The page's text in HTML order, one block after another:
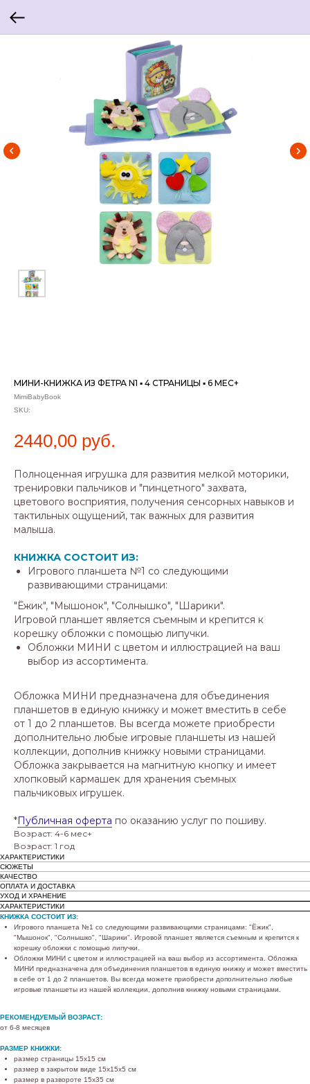
МИНИ-КНИЖКА ИЗ ФЕТРА N1 ▪ 4 СТРАНИЦЫ ▪ 6 МЕС+
MimiBabyBook
SKU:
2440,00 руб.
Полноценная игрушка для развития мелкой моторики,
тренировки пальчиков и "пинцетного" захвата,
цветового восприятия, получения сенсорных навыков и
тактильных ощущений, так важных для развития
малыша.
КНИЖКА СОСТОИТ ИЗ:
Игрового планшета №1 со следующими
развивающими страницами:
"Ёжик", "Мышонок", "Солнышко", "Шарики".
Игровой планшет является съемным и крепится к
корешку обложки с помощью липучки.
Обложки МИНИ с цветом и иллюстрацией на ваш
выбор из ассортимента.
Обложка МИНИ предназначена для объединения
планшетов в единую книжку и может вместить в себе
от 1 до 2 планшетов. Вы всегда можете приобрести
дополнительно любые игровые планшеты из нашей
коллекции, дополнив книжку новыми страницами.
Обложка закрывается на магнитную кнопку и имеет
хлопковый кармашек для хранения съемных
пальчиковых игрушек.
*Публичная оферта по оказанию услуг по пошиву.
Возраст: 4-6 мес+
Возраст: 1 год
ХАРАКТЕРИСТИКИ
СЮЖЕТЫ
КАЧЕСТВО
ОПЛАТА И ДОСТАВКА
УХОД И ХРАНЕНИЕ
ХАРАКТЕРИСТИКИ
КНИЖКА СОСТОИТ ИЗ:
Игрового планшета №1 со следующими развивающими страницами: "Ёжик",
"Мышонок", "Солнышко", "Шарики". Игровой планшет является съемным и крепится к
корешку обложки с помощью липучки.
Обложки МИНИ с цветом и иллюстрацией на ваш выбор из ассортимента. Обложка
МИНИ предназначена для объединения планшетов в единую книжку и может вместить
в себе от 1 до 2 планшетов. Вы всегда можете приобрести дополнительно любые
игровые планшеты из нашей коллекции, дополнив книжку новыми страницами.
РЕКОМЕНДУЕМЫЙ ВОЗРАСТ:
от 6-8 месяцев
РАЗМЕР КНИЖКИ:
размер страницы 15х15 см
размер в закрытом виде 15х15х5 см
размер в развороте 15х35 см